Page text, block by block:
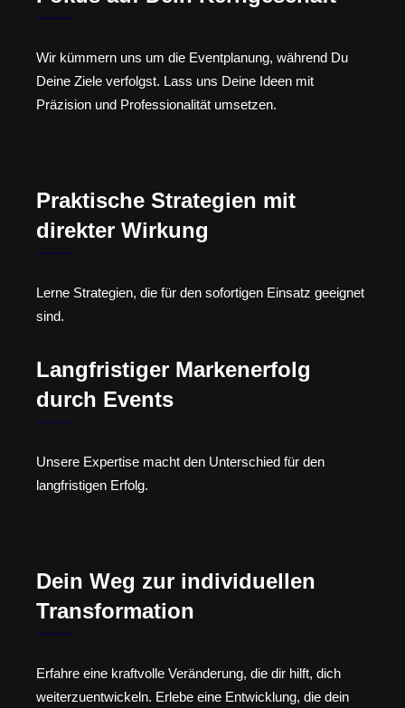
Wir kümmern uns um die Eventplanung, während Du
Deine Ziele verfolgst. Lass uns Deine Ideen mit
Präzision und Professionalität umsetzen.
Praktische Strategien mit
direkter Wirkung
Lerne Strategien, die für den sofortigen Einsatz geeignet
sind.
Langfristiger Markenerfolg
durch Events
Unsere Expertise macht den Unterschied für den
langfristigen Erfolg.
Dein Weg zur individuellen
Transformation
Erfahre eine kraftvolle Veränderung, die dir hilft, dich
weiterzuentwickeln. Erlebe eine Entwicklung, die dein